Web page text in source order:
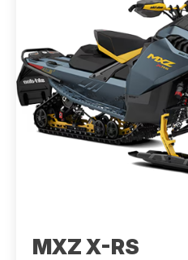
MXZ X-RS